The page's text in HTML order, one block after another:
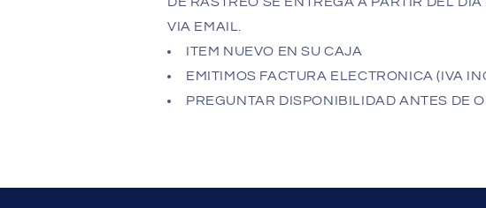
VIA EMAIL.
ITEM NUEVO EN SU CAJA
EMITIMOS FACTURA ELECTRONICA (IVA
PREGUNTAR DISPONIBILIDAD ANTES DE